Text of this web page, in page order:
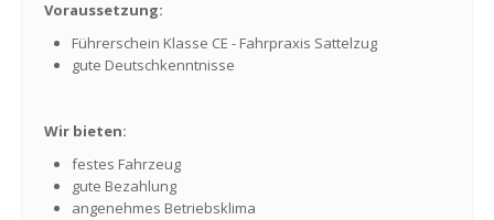
Voraussetzung:
Führerschein Klasse CE - Fahrpraxis Sattelzug
gute Deutschkenntnisse
Wir bieten:
festes Fahrzeug
gute Bezahlung
angenehmes Betriebsklima